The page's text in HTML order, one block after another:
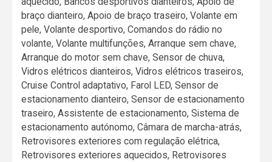
braço dianteiro, Apoio de braço traseiro, Volante em
pele, Volante desportivo, Comandos do rádio no
volante, Volante multifunções, Arranque sem chave,
Arranque do motor sem chave, Sensor de chuva,
Vidros elétricos dianteiros, Vidros elétricos traseiros,
Cruise Control adaptativo, Farol LED, Sensor de
estacionamento dianteiro, Sensor de estacionamento
traseiro, Assistente de estacionamento, Sistema de
estacionamento autónomo, Câmara de marcha-atrás,
Retrovisores exteriores com regulação elétrica,
Retrovisores exteriores aquecidos, Retrovisores